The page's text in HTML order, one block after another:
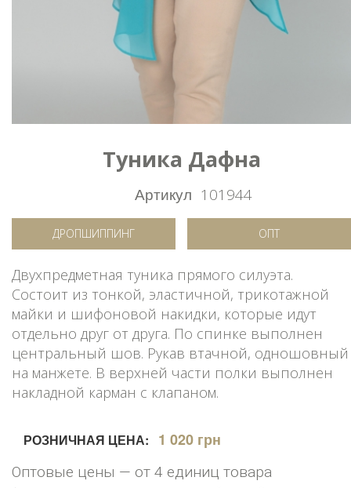
Туника Дафна
Артикул 101944
ДРОПШИППИНГ ОПТ
Двухпредметная туника прямого силуэта.
Состоит из тонкой, эластичной, трикотажной
майки и шифоновой накидки, которые идут
отдельно друг от друга. По спинке выполнен
центральный шов. Рукав втачной, одношовный
на манжете. В верхней части полки выполнен
накладной карман с клапаном.
РОЗНИЧНАЯ ЦЕНА: 1 020 грн
Оптовые цены — от 4 единиц товара